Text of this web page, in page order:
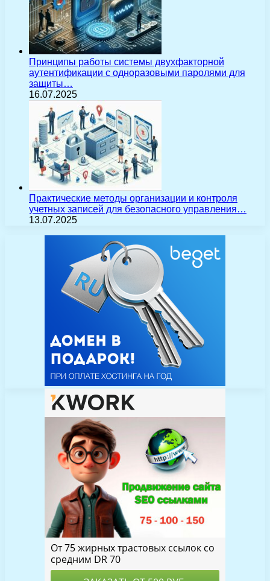
Принципы работы системы двухфакторной
аутентификации с одноразовыми паролями для
защиты…
16.07.2025
Практические методы организации и контроля
учетных записей для безопасного управления…
13.07.2025